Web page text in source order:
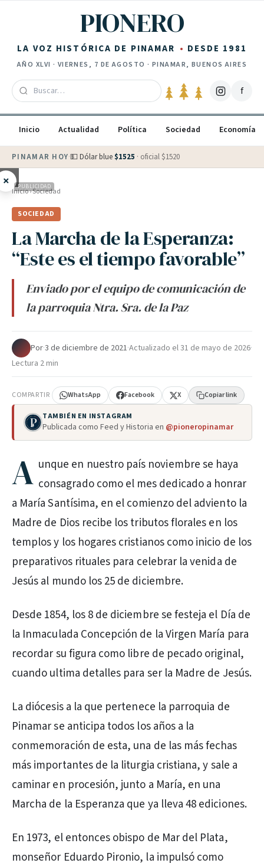
PIONERO
LA VOZ HISTÓRICA DE PINAMAR DESDE 1981
AÑO XLVI · VIERNES, 7 DE AGOSTO · PINAMAR, BUENOS AIRES
f
Inicio Actualidad Política Sociedad Economía
PINAMAR HOY·💵 Dólar blue $1525 · oficial $1520
× PUBLICIDAD
Inicio›Sociedad
SOCIEDAD
La Marcha de la Esperanza:
“Este es el tiempo favorable”
Enviado por el equipo de comunicación de
la parroquia Ntra. Sra. de la Paz
Por·3 de diciembre de 2021·Actualizado el31 de mayo de 2026·
Lectura 2 min
COMPARTIR WhatsApp Facebook X Copiar link
TAMBIÉN EN INSTAGRAM
Publicada como Feed y Historia en @pioneropinamar
A unque en nuestro país noviembre se haya
consagrado como el mes dedicado a honrar
a María Santísima, en el comienzo del adviento la
Madre de Dios recibe los tributos florales en los
templos y los hogares cristianos como inicio de los
preparativos rituales para celebrar la venida de
Jesús al mundo los 25 de diciembre.
Desde 1854, los 8 de diciembre se festeja el Día de
la Inmaculada Concepción de la Virgen María para
recordar su figura como libre de pecado original,
cuando ultima detalles para ser la Madre de Jesús.
La diócesis a la que pertenece la parroquia de
Pinamar se anticipa todos los años a la
conmemoración de esta, una de las más fechas
más importantes de la liturgia cristiana, y sale a
caminar en procesión, junto a María, en una
Marcha de la Esperanza que ya lleva 48 ediciones.
En 1973, el entonces obispo de Mar del Plata,
monseñor Eduardo Pironio, la impulsó como